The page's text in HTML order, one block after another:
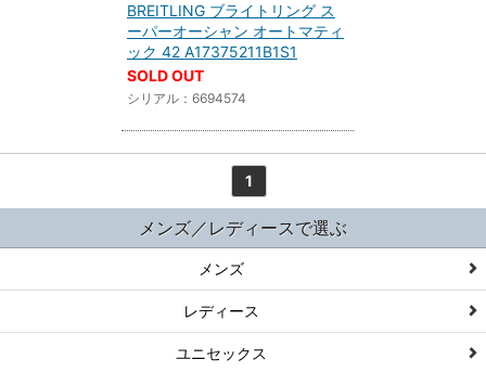
BREITLING ブライトリング ス
ーパーオーシャン オートマティ
ック 42 A17375211B1S1
SOLD OUT
シリアル：6694574
1
メンズ／レディースで選ぶ
メンズ
レディース
ユニセックス